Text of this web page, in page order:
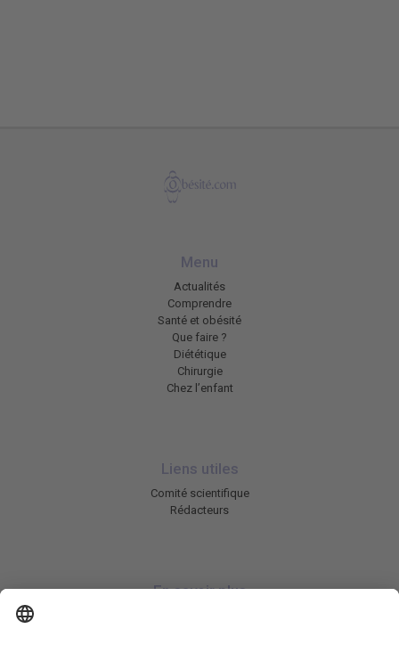
Menu
Actualités
Comprendre
Santé et obésité
Que faire ?
Diététique
Chirurgie
Chez l’enfant
Liens utiles
Comité scientifique
Rédacteurs
En savoir plus